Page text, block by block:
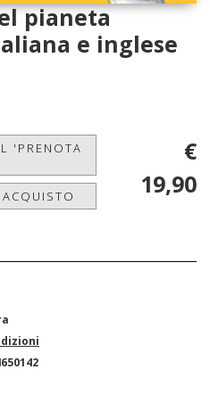
pianeta
e inglese
'PRENOTA
€
19,90